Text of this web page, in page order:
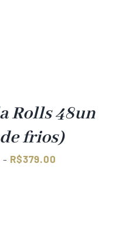
Rolls 48un
frios)
– R$379.00